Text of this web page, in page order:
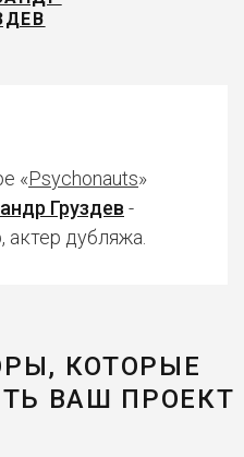
«Psychonauts»
Груздев -
дубляжа.
КОТОРЫЕ
ВАШ ПРОЕКТ